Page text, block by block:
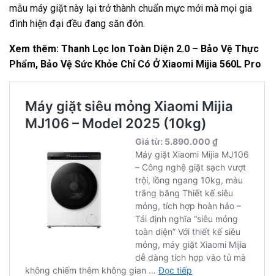
mẫu máy giặt này lại trở thành chuẩn mực mới mà mọi gia
đình hiện đại đều đang săn đón.
Xem thêm: Thanh Lọc Ion Toàn Diện 2.0 – Bảo Vệ Thực
Phẩm, Bảo Vệ Sức Khỏe Chỉ Có Ở Xiaomi Mijia 560L Pro